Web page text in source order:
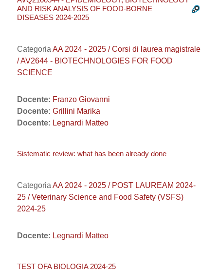
AND RISK ANALYSIS OF FOOD-BORNE
DISEASES 2024-2025
Categoria AA 2024 - 2025 / Corsi di laurea magistrale
/ AV2644 - BIOTECHNOLOGIES FOR FOOD
SCIENCE
Docente: Franzo Giovanni
Docente: Grillini Marika
Docente: Legnardi Matteo
Sistematic review: what has been already done
Categoria AA 2024 - 2025 / POST LAUREAM 2024-
25 / Veterinary Science and Food Safety (VSFS)
2024-25
Docente: Legnardi Matteo
TEST OFA BIOLOGIA 2024-25